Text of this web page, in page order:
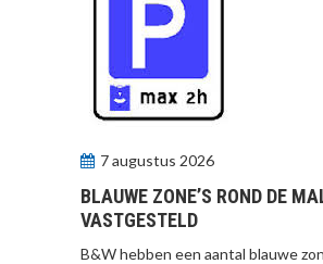
7 augustus 2026
BLAUWE ZONE’S ROND DE
VASTGESTELD
B&W hebben een aantal blauwe